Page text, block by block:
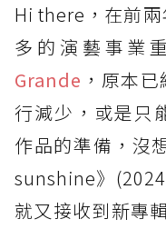
Hi there，在前
多的演藝事業
Grande ，原本
行減少，或是只
作品的準備，沒
sunshine》
就又接收到新專